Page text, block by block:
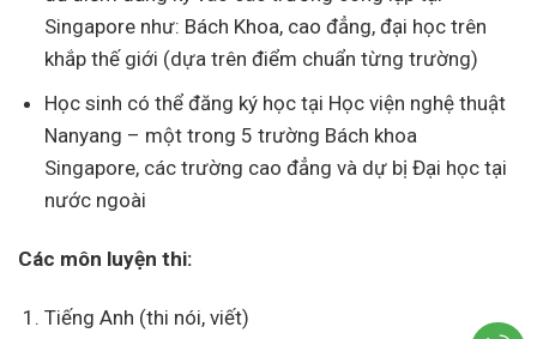
Singapore như: Bách Khoa, cao đẳng, đại học trên
khắp thế giới (dựa trên điểm chuẩn từng trường)
Học sinh có thể đăng ký học tại Học viện nghệ thuật
Nanyang – một trong 5 trường Bách khoa
Singapore, các trường cao đẳng và dự bị Đại học tại
nước ngoài
Các môn luyện thi:
Tiếng Anh (thi nói, viết)